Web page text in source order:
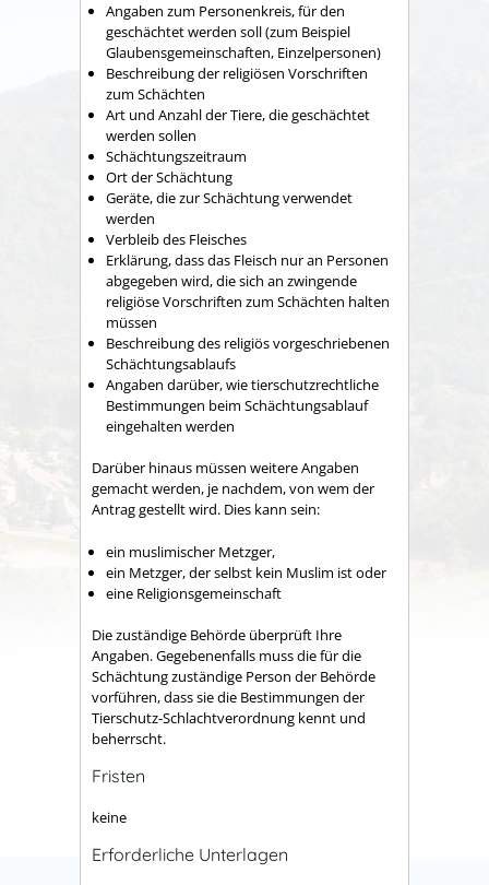
Angaben zum Personenkreis, für den
geschächtet werden soll (zum Beispiel
Glaubensgemeinschaften, Einzelpersonen)
Beschreibung der religiösen Vorschriften
zum Schächten
Art und Anzahl der Tiere, die geschächtet
werden sollen
Schächtungszeitraum
Ort der Schächtung
Geräte, die zur Schächtung verwendet
werden
Verbleib des Fleisches
Erklärung, dass das Fleisch nur an Personen
abgegeben wird, die sich an zwingende
religiöse Vorschriften zum Schächten halten
müssen
Beschreibung des religiös vorgeschriebenen
Schächtungsablaufs
Angaben darüber, wie tierschutzrechtliche
Bestimmungen beim Schächtungsablauf
eingehalten werden
Darüber hinaus müssen weitere Angaben
gemacht werden, je nachdem, von wem der
Antrag gestellt wird. Dies kann sein:
ein muslimischer Metzger,
ein Metzger, der selbst kein Muslim ist oder
eine Religionsgemeinschaft
Die zuständige Behörde überprüft Ihre
Angaben. Gegebenenfalls muss die für die
Schächtung zuständige Person der Behörde
vorführen, dass sie die Bestimmungen der
Tierschutz-Schlachtverordnung kennt und
beherrscht.
Fristen
keine
Erforderliche Unterlagen